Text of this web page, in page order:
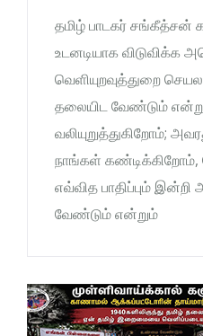
தமிழ் பாடகர் சங்கீத்சன்
உடனடியாக விடுவிக்க
வெளியுறவுத்துறை
தலையிட வேண்டும்
வலியுறுத்துகிறோம்;
நாங்கள் கண்டிக்கிறோம்,
எவ்வித பாதிப்பும் இன்றி
வேண்டும் என்றும்